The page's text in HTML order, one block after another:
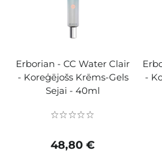
Erborian - CC Water Clair
- Koreģējošs Krēms-Gels
Sejai - 40ml
48,80 €
-